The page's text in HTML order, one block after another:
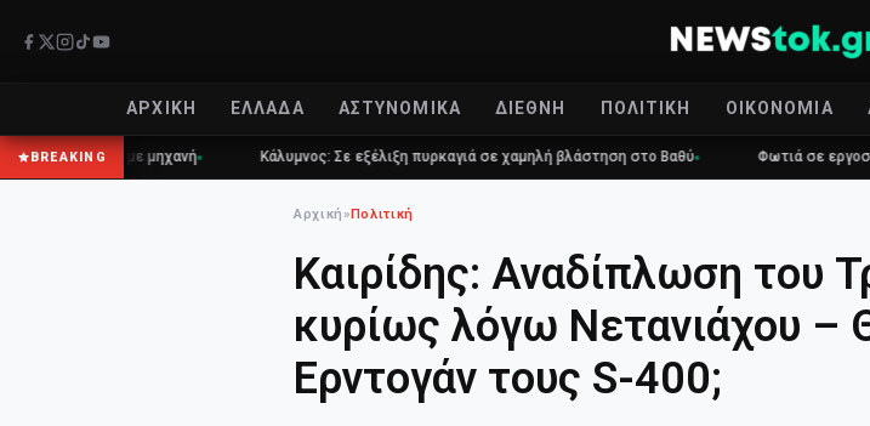
ΑΡΧΙΚΉ ΕΛΛΆΔΑ ΑΣΤΥΝΟΜΙΚΆ ΔΙΕΘΝΉ ΠΟΛΙΤΙΚΉ ΟΙΚΟΝΟΜΊΑ
BREAKING
με μηχανή Κάλυμνος: Σε εξέλιξη πυρκαγιά σε χαμηλή βλάστηση στο Βαθύ Φωτιά σε εργοστάσιο
Αρχική »Πολιτική
Καιρίδης: Αναδίπλωση του
κυρίως λόγω Νετανιάχου –
Ερντογάν τους S-400;